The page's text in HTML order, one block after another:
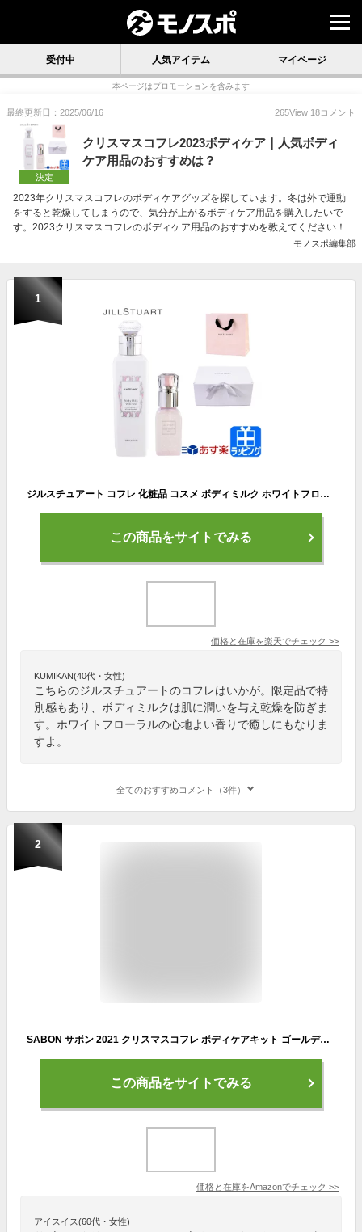
受付中 人気アイテム マイページ
本ページはプロモーションを含みます
最終更新日：2025/06/16 265View 18コメント
決定
クリスマスコフレ2023ボディケア｜人気ボディ
ケア用品のおすすめは？
2023年クリスマスコフレのボディケアグッズを探しています。冬は外で運動
をすると乾燥してしまうので、気分が上がるボディケア用品を購入したいで
す。2023クリスマスコフレのボディケア用品のおすすめを教えてください！
モノスポ編集部
1
ジルスチュアート コフレ 化粧品 コスメ ボディミルク ホワイトフローラル クリスタル グロウ＆フィックス ミスト セット ボディケアケア 限定 美容 名入れ JILLSTUART レディース ブランド 正規品 新品 ギフト プレゼント [S] クリスマス ホワイトデー
この商品をサイトでみる
価格と在庫を楽天でチェック >>
KUMIKAN(40代・女性)
こちらのジルスチュアートのコフレはいかが。限定品で特
別感もあり、ボディミルクは肌に潤いを与え乾燥を防ぎま
す。ホワイトフローラルの心地よい香りで癒しにもなりま
すよ。
全てのおすすめコメント（3件）
2
SABON サボン 2021 クリスマスコフレ ボディケアキット ゴールデン・ディライト
この商品をサイトでみる
価格と在庫をAmazonでチェック >>
アイスイス(60代・女性)